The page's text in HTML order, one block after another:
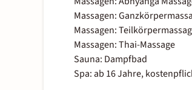
Massagen:
Massagen:
Massagen: Thai-Massage
Sauna: Dampfbad
Spa: ab 16 Jahre,